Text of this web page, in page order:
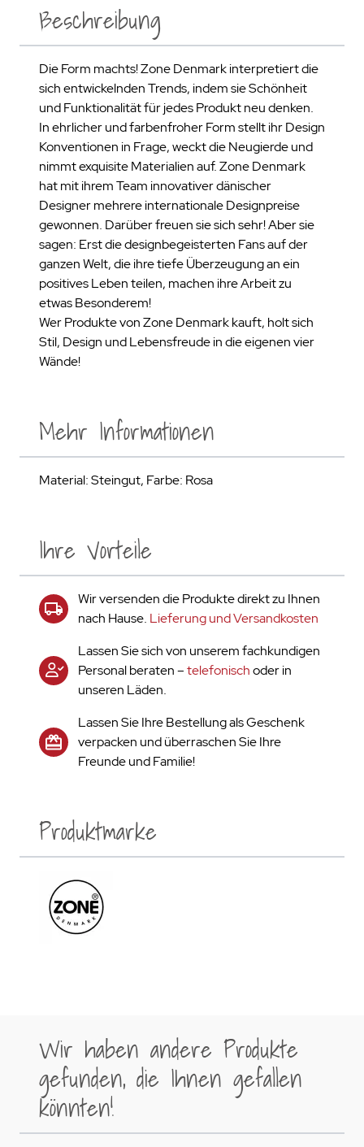
Beschreibung
Die Form machts! Zone Denmark interpretiert die
sich entwickelnden Trends, indem sie Schönheit
und Funktionalität für jedes Produkt neu denken.
In ehrlicher und farbenfroher Form stellt ihr Design
Konventionen in Frage, weckt die Neugierde und
nimmt exquisite Materialien auf. Zone Denmark
hat mit ihrem Team innovativer dänischer
Designer mehrere internationale Designpreise
gewonnen. Darüber freuen sie sich sehr! Aber sie
sagen: Erst die designbegeisterten Fans auf der
ganzen Welt, die ihre tiefe Überzeugung an ein
positives Leben teilen, machen ihre Arbeit zu
etwas Besonderem!
Wer Produkte von Zone Denmark kauft, holt sich
Stil, Design und Lebensfreude in die eigenen vier
Wände!
Ihre Vorteile
Wir versenden die Produkte direkt zu Ihnen
nach Hause. Lieferung und Versandkosten
Lassen Sie sich von unserem fachkundigen
Personal beraten –telefonischoder in
unseren Läden.
Lassen Sie Ihre Bestellung als Geschenk
verpacken und überraschen Sie Ihre
Freunde und Familie!
Mehr Informationen
Material: Steingut, Farbe: Rosa
Produktmarke
Wir haben andere Produkte
gefunden, die Ihnen gefallen
könnten!